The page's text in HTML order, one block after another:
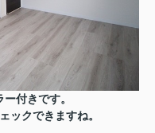
付きです。
ックできますね。